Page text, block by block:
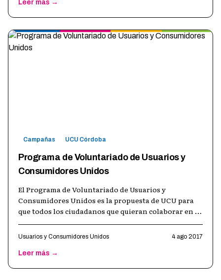
Leer más →
Campañas UCU Córdoba
Programa de Voluntariado de Usuarios y
Consumidores Unidos
El Programa de Voluntariado de Usuarios y
Consumidores Unidos es la propuesta de UCU para
que todos los ciudadanos que quieran colaborar en la
Usuarios y Consumidores Unidos 4 ago 2017
Leer más →